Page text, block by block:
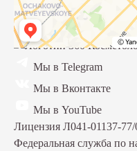
Мы в Telegram
Мы в Вконтакте
Мы в YouTube
Лицензия Л041-01137-
Федеральная служба по